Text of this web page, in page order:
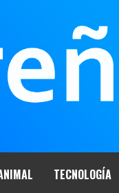
TECNOLOGÍA